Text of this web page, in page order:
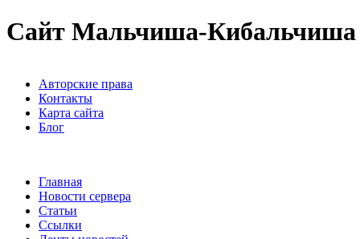
Сайт Мальчиша-Кибальчиша
Авторские права
Контакты
Карта сайта
Блог
Главная
Новости сервера
Статьи
Ссылки